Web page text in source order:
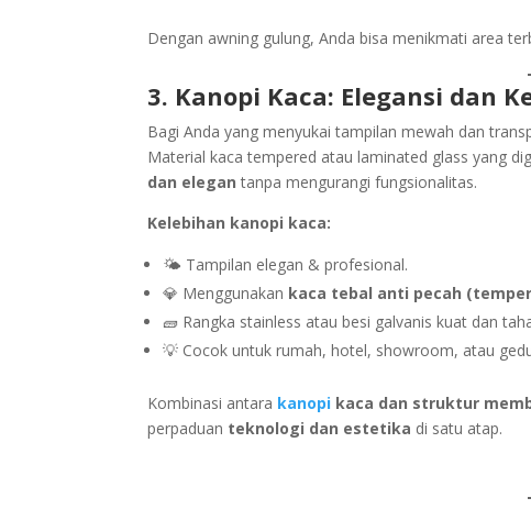
Dengan awning gulung, Anda bisa menikmati area
3. Kanopi Kaca: Elegansi dan
Bagi Anda yang menyukai tampilan mewah dan
Material kaca tempered atau laminated glass yang
dan elegan tanpa mengurangi fungsionalitas.
Kelebihan kanopi kaca:
🌤️ Tampilan elegan & profesional.
💎 Menggunakan kaca tebal anti pecah
🧱 Rangka stainless atau besi galvanis kuat dan
💡 Cocok untuk rumah, hotel, showroom, atau
Kombinasi antara kanopi kaca dan struktur
perpaduan teknologi dan estetika di satu atap.